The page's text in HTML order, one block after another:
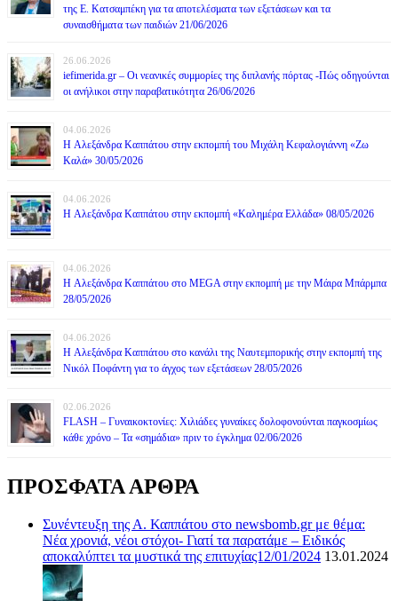
της Ε. Κατσαμπέκη για τα αποτελέσματα των εξετάσεων και τα
συναισθήματα των παιδιών 21/06/2026
26.06.2026
iefimerida.gr – Οι νεανικές συμμορίες της διπλανής πόρτας -Πώς οδηγούνται
οι ανήλικοι στην παραβατικότητα 26/06/2026
04.06.2026
H Αλεξάνδρα Καππάτου στην εκπομπή του Μιχάλη Κεφαλογιάννη «Ζω
Καλά» 30/05/2026
04.06.2026
H Αλεξάνδρα Καππάτου στην εκπομπή «Καλημέρα Ελλάδα» 08/05/2026
04.06.2026
H Αλεξάνδρα Καππάτου στο MEGA στην εκπομπή με την Μάιρα Mπάρμπα
28/05/2026
04.06.2026
H Αλεξάνδρα Καππάτου στο κανάλι της Ναυτεμπορικής στην εκπομπή της
Νικόλ Ποφάντη για το άγχος των εξετάσεων 28/05/2026
02.06.2026
FLASH – Γυναικοκτονίες: Χιλιάδες γυναίκες δολοφονούνται παγκοσμίως
κάθε χρόνο – Τα «σημάδια» πριν το έγκλημα 02/06/2026
ΠΡΟΣΦΑΤΑ ΑΡΘΡΑ
Συνέντευξη της Α. Καππάτου στο newsbomb.gr με θέμα:
Νέα χρονιά, νέοι στόχοι- Γιατί τα παρατάμε – Ειδικός
αποκαλύπτει τα μυστικά της επιτυχίας12/01/2024 13.01.2024